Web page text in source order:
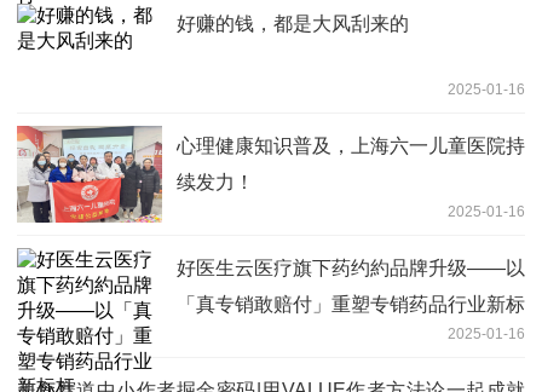
好赚的钱，都是大风刮来的
2025-01-16
心理健康知识普及，上海六一儿童医院持
续发力！
2025-01-16
好医生云医疗旗下药约約品牌升级——以
「真专销敢赔付」重塑专销药品行业新标
2025-01-16